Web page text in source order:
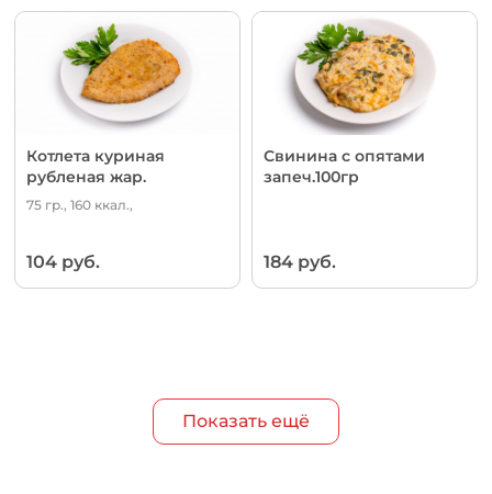
Котлета куриная
рубленая жар.
75 гр., 160 ккал.,
104 руб.
Свинина с опятами
запеч.100гр
184 руб.
Показать ещё